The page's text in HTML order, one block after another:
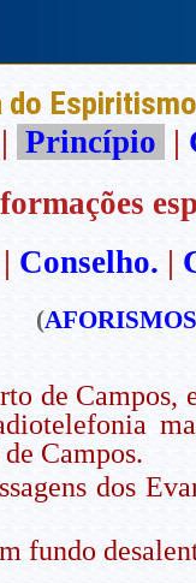
do
| Princípio |
| Conselho. |
(AFORISMOS
de
Campos.
dos
fundo